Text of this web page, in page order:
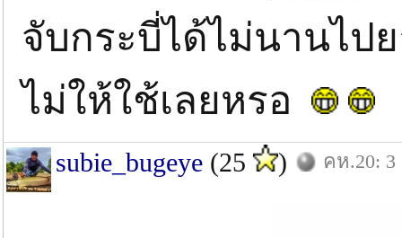
จับกระบี่ได้ไม่นานไป
ไม่ให้ใช้เลยหรอ
subie_bugeye (25 ) คห.20: 3